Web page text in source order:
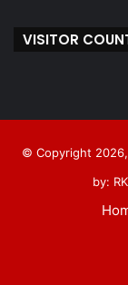
VISITOR
© Copyright
by: